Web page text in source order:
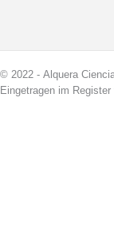
© 2022 - Alquera
Eingetragen im